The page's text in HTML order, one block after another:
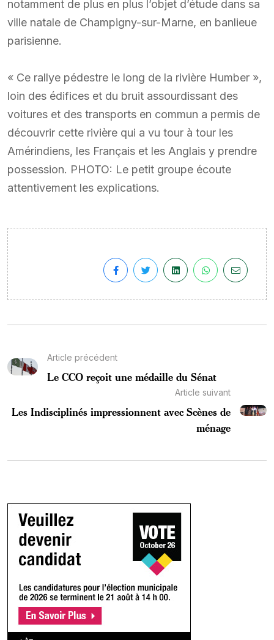
notamment de plus en plus l’objet d’étude dans sa
ville natale de Champigny-sur-Marne, en banlieue
parisienne.
« Ce rallye pédestre le long de la rivière Humber »,
loin des édifices et du bruit assourdissant des
voitures et des transports en commun a permis de
découvrir cette rivière qui a vu tour à tour les
Amérindiens, les Français et les Anglais y prendre
possession. PHOTO: Le petit groupe écoute
attentivement les explications.
Article précédent
Le CCO reçoit une médaille du Sénat
Article suivant
Les Indisciplinés impressionnent avec Scènes de
ménage